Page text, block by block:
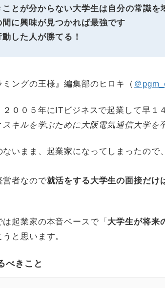
とが分からない大学生は自分の常識を
間に興味が見つかれば最強です
した人が勝てる！
ングの王様』編集部のヒロキ（ ＠
００５年にITビジネスで起業して早１
キルを学ぶために大阪電気通信大学を
いまま、起業家になってしまったので
営者なので就活をする大学生の面接だけ
起業家の本音ベースで「 大学生が将来
と思います。
べきこと